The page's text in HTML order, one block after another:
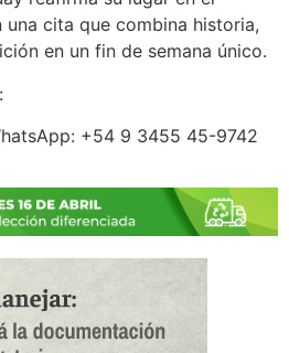
cita que combina historia,
en un fin de semana único.
+54 9 3455 45-9742